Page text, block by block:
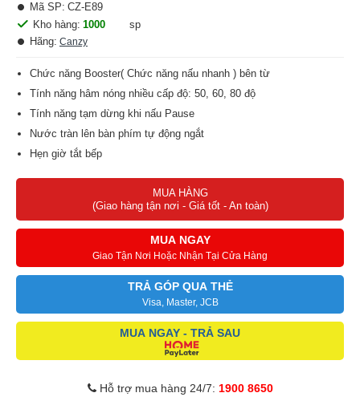
Kho hàng: 1000
sp
Hãng: Canzy
Mã SP: CZ-E89
Chức năng Booster( Chức năng nấu nhanh ) bên từ
Tính năng hâm nóng nhiều cấp độ: 50, 60, 80 độ
Tính năng tạm dừng khi nấu Pause
Nước tràn lên bàn phím tự động ngắt
Hẹn giờ tắt bếp
Tự động tắt bếp khi không có nồi ( trên bếp từ) – Pot detection
Cảnh báo dư nhiệt vùng nấu – Residual heat
Hệ thống bảo vệ an toàn quá nhiệt, quá áp
MUA HÀNG
(Giao hàng tận nơi - Giá tốt - An toàn)
MUA NGAY
Giao Tận Nơi Hoặc Nhận Tại Cửa Hàng
TRẢ GÓP QUA THẺ
Visa, Master, JCB
MUA NGAY - TRẢ SAU
Hỗ trợ mua hàng 24/7: 1900 8650